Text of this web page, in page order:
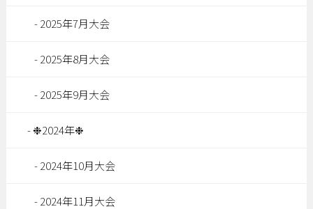
2025年7月大会
2025年8月大会
2025年9月大会
❉2024年❉
2024年10月大会
2024年11月大会